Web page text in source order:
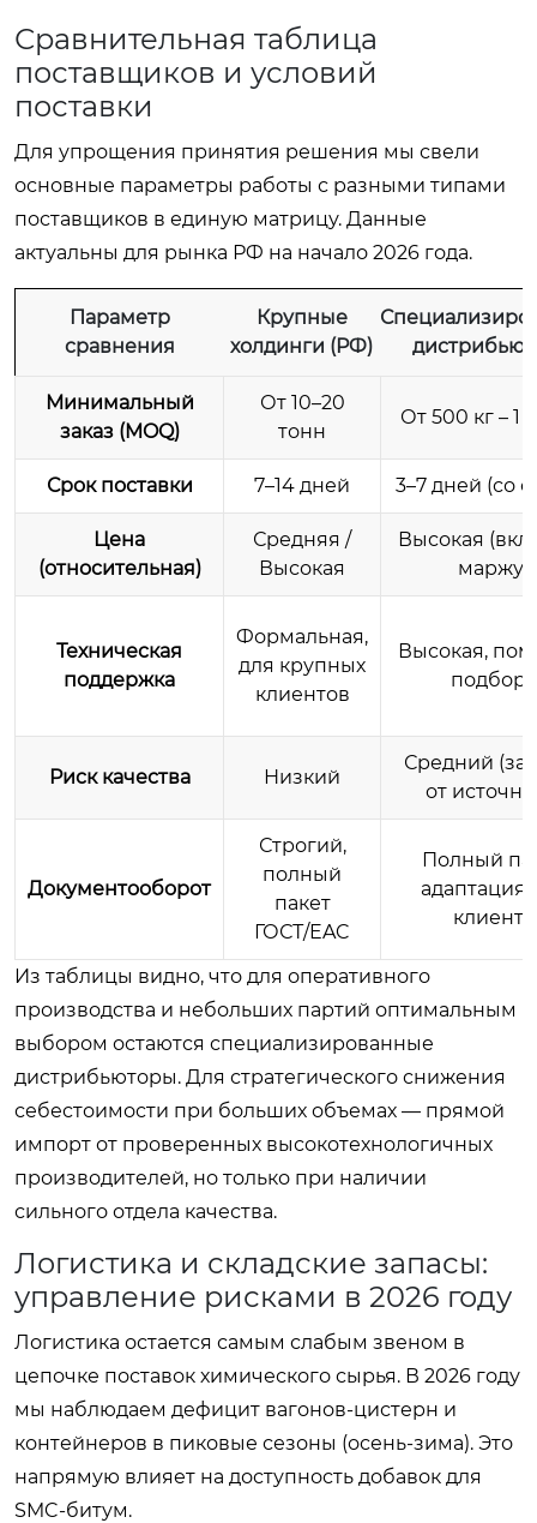
Сравнительная таблица
поставщиков и условий
поставки
Для упрощения принятия решения мы свели
основные параметры работы с разными типами
поставщиков в единую матрицу. Данные
актуальны для рынка РФ на начало 2026 года.
Параметр
сравнения
Крупные
холдинги (РФ)
Минимальный
заказ (MOQ)
От 10–20
тонн
От 500 кг – 1
Срок поставки 7–14 дней 3–7 дней (со
Цена
(относительная)
Средняя /
Высокая
Высокая
маржу)
Техническая
поддержка
Формальная,
для крупных
клиентов
Высокая,
подборе
Риск качества Низкий
Средний
от
Документооборот
Строгий,
полный
пакет
ГОСТ/EAC
Полный
адаптация
клиента
Из таблицы видно, что для оперативного
производства и небольших партий оптимальным
выбором остаются специализированные
дистрибьюторы. Для стратегического снижения
себестоимости при больших объемах — прямой
импорт от проверенных высокотехнологичных
производителей, но только при наличии
сильного отдела качества.
Логистика и складские запасы:
управление рисками в 2026 году
Логистика остается самым слабым звеном в
цепочке поставок химического сырья. В 2026 году
мы наблюдаем дефицит вагонов-цистерн и
контейнеров в пиковые сезоны (осень-зима). Это
напрямую влияет на доступность добавок для
SMC-битум.